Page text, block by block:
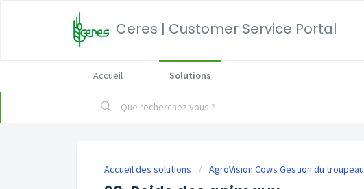
Ceres | Customer Service Portal
Accueil Solutions
Accueil des solutions AgroVision Cows Gestion du troupeau